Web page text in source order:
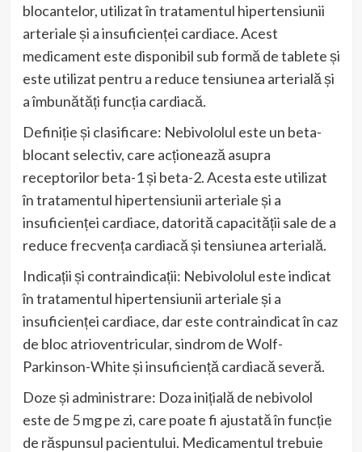
blocantelor, utilizat în tratamentul hipertensiunii
arteriale și a insuficienței cardiace. Acest
medicament este disponibil sub formă de tablete și
este utilizat pentru a reduce tensiunea arterială și
a îmbunătăți funcția cardiacă.
Definiție și clasificare: Nebivololul este un beta-
blocant selectiv, care acționează asupra
receptorilor beta-1 și beta-2. Acesta este utilizat
în tratamentul hipertensiunii arteriale și a
insuficienței cardiace, datorită capacității sale de a
reduce frecvența cardiacă și tensiunea arterială.
Indicații și contraindicații: Nebivololul este indicat
în tratamentul hipertensiunii arteriale și a
insuficienței cardiace, dar este contraindicat în caz
de bloc atrioventricular, sindrom de Wolf-
Parkinson-White și insuficiență cardiacă severă.
Doze și administrare: Doza inițială de nebivolol
este de 5 mg pe zi, care poate fi ajustată în funcție
de răspunsul pacientului. Medicamentul trebuie